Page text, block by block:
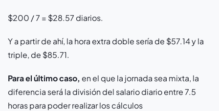
$200 / 7 = $28.57 diarios.
Y a partir de ahí, la hora extra doble sería de $57.14 y la
triple, de $85.71.
Para el último caso, en el que la jornada sea mixta, la
diferencia será la división del salario diario entre 7.5
horas para poder realizar los cálculos